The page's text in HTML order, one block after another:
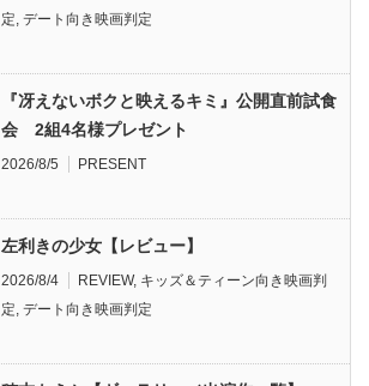
定, デート向き映画判定
『冴えないボクと映えるキミ』公開直前試食
会 2組4名様プレゼント
2026/8/5 PRESENT
左利きの少女【レビュー】
2026/8/4 REVIEW, キッズ＆ティーン向き映画判
定, デート向き映画判定